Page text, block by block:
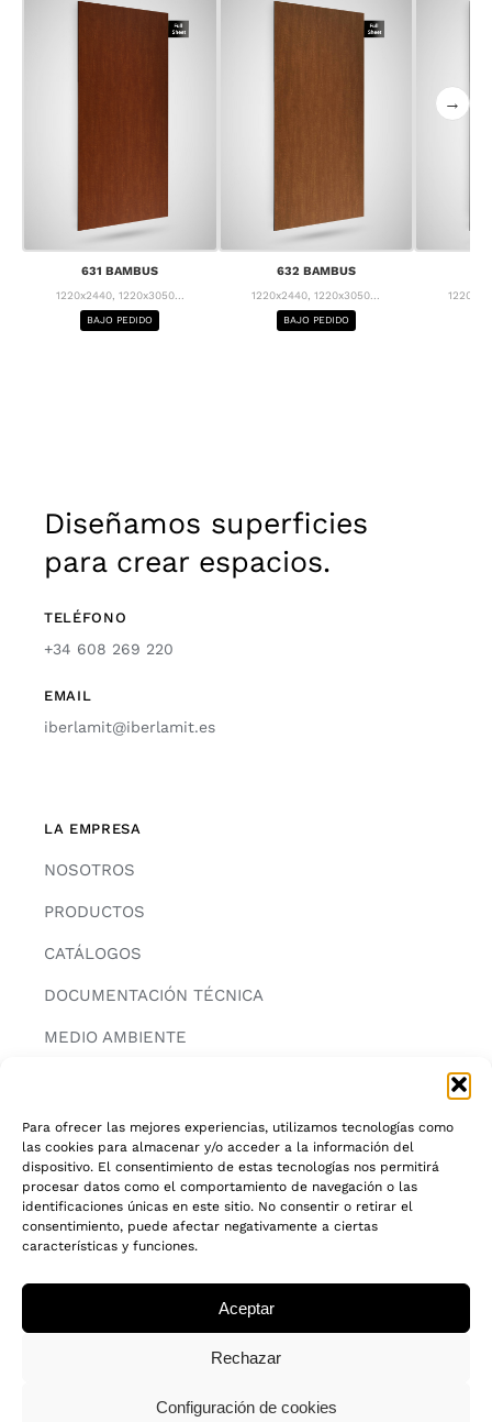
Para ofrecer las mejores experiencias, utilizamos tecnologías como
las cookies para almacenar y/o acceder a la información del
dispositivo. El consentimiento de estas tecnologías nos permitirá
procesar datos como el comportamiento de navegación o las
identificaciones únicas en este sitio. No consentir o retirar el
consentimiento, puede afectar negativamente a ciertas
características y funciones.
Aceptar
Rechazar
Configuración de cookies
631 BAMBUS
1220x2440, 1220x3050...
BAJO PEDIDO
632 BAMBUS
1220x2440, 1220x3050...
BAJO PEDIDO
→
Diseñamos superficies
para crear espacios.
TELÉFONO
+34 608 269 220
EMAIL
iberlamit@iberlamit.es
LA EMPRESA
NOSOTROS
PRODUCTOS
CATÁLOGOS
DOCUMENTACIÓN TÉCNICA
MEDIO AMBIENTE
INFORMACIÓN
AVISO LEGAL
POLITICA DE PRIVACIDAD
CADENA DE CUSTODIA FSC®